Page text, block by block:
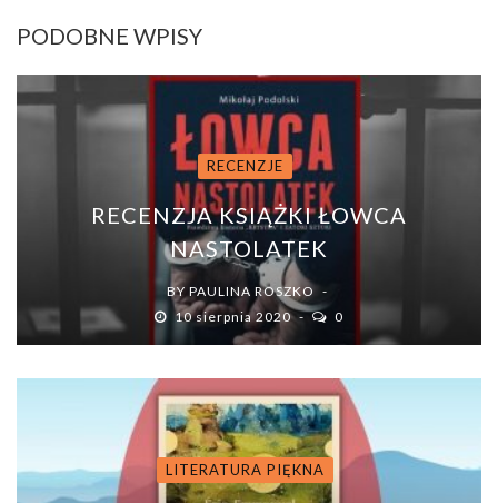
PODOBNE WPISY
RECENZJE
RECENZJA KSIĄŻKI ŁOWCA
NASTOLATEK
BY PAULINA ROSZKO
10 sierpnia 2020
0
LITERATURA PIĘKNA